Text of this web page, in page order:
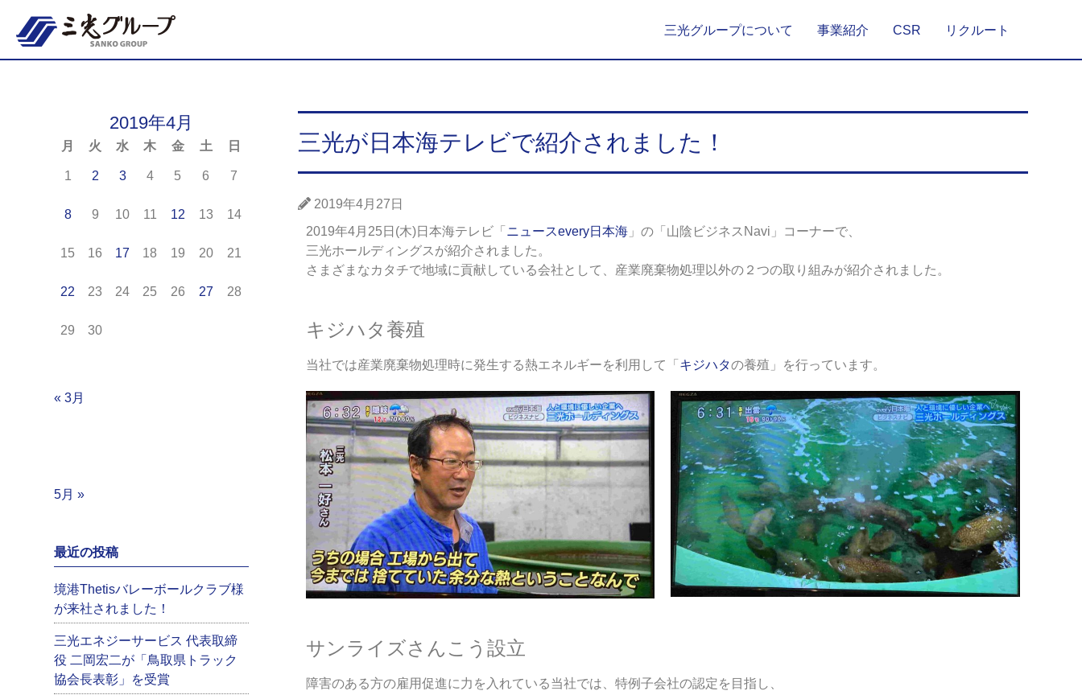
三光グループについて 事業紹介 CSR リクルート
三光が日本海テレビで紹介されました！
2019年4月27日
2019年4月25日(木)日本海テレビ「 ニュースevery日本海」の「山陰ビジネスNavi」コーナーで、
三光ホールディングスが紹介されました。
さまざまなカタチで地域に貢献している会社として、産業廃棄物処理以外の２つの取り組みが紹介されました。
キジハタ養殖
当社では産業廃棄物処理時に発生する熱エネルギーを利用して「 キジハタの養殖」を行っています。
サンライズさんこう設立
障害のある方の雇用促進に力を入れている当社では、特例子会社の認定を目指し、
2019年4月
月 火 水 木 金 土 日
1 2 3 4 5 6 7
8 9 10 11 12 13 14
15 16 17 18 19 20 21
22 23 24 25 26 27 28
29 30
« 3月
5月 »
最近の投稿
境港Thetisバレーボールクラブ様
が来社されました！
三光エネジーサービス 代表取締
役 二岡宏二が「鳥取県トラック
協会長表彰」を受賞